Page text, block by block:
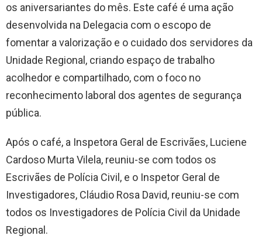
os aniversariantes do mês. Este café é uma ação
desenvolvida na Delegacia com o escopo de
fomentar a valorização e o cuidado dos servidores da
Unidade Regional, criando espaço de trabalho
acolhedor e compartilhado, com o foco no
reconhecimento laboral dos agentes de segurança
pública.
Após o café, a Inspetora Geral de Escrivães, Luciene
Cardoso Murta Vilela, reuniu-se com todos os
Escrivães de Polícia Civil, e o Inspetor Geral de
Investigadores, Cláudio Rosa David, reuniu-se com
todos os Investigadores de Polícia Civil da Unidade
Regional.